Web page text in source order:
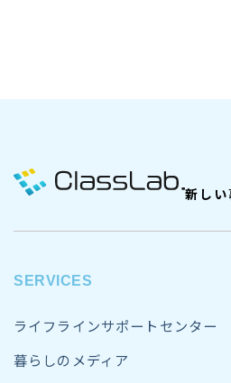
新しい
SERVICES
ライフラインサポートセンター
暮らしのメディア